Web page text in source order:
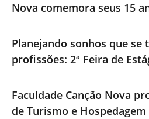
Nova comemora seus 15
Planejando sonhos que
profissões: 2ª Feira de
Faculdade Canção Nova
de Turismo e